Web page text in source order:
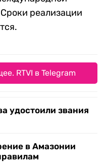
реализации
RTVI в Telegram
удостоили звания
в Амазонии